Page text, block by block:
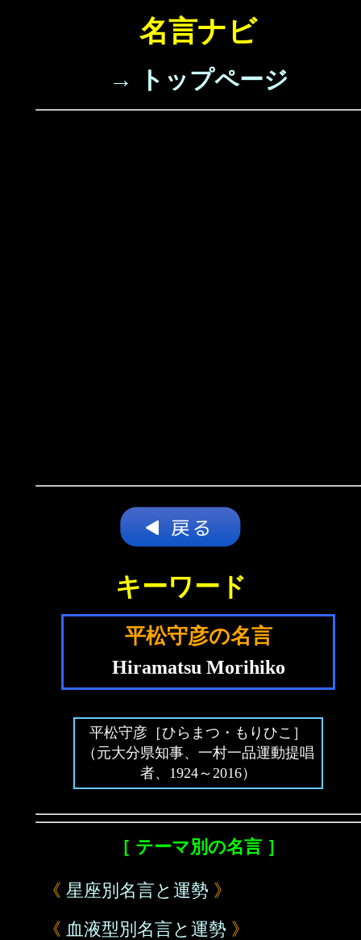
名言ナビ
→ トップページ
キーワード
平松守彦の名言
Hiramatsu Morihiko
平松守彦［ひらまつ・もりひこ］
（元大分県知事、一村一品運動提唱
者、1924～2016）
［ テーマ別の名言 ］
《 星座別名言と運勢 》
《 血液型別名言と運勢 》